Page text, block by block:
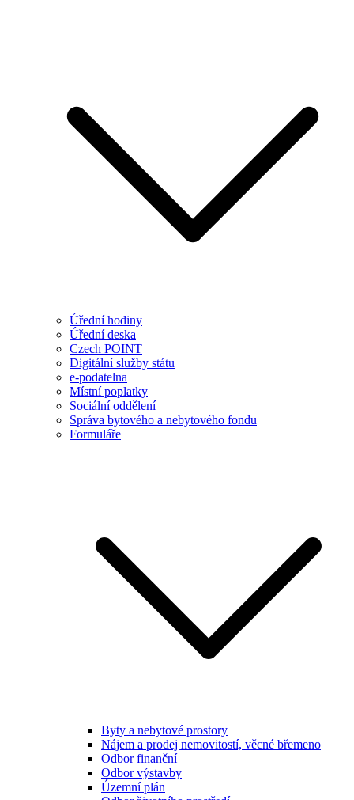
Úřední hodiny
Úřední deska
Czech POINT
Digitální služby státu
e-podatelna
Místní poplatky
Sociální oddělení
Správa bytového a nebytového fondu
Formuláře
Byty a nebytové prostory
Nájem a prodej nemovitostí, věcné břemeno
Odbor finanční
Odbor výstavby
Územní plán